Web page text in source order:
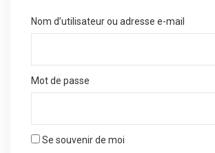
Nom d’utilisateur ou adresse e-mail
Mot de passe
Se souvenir de moi